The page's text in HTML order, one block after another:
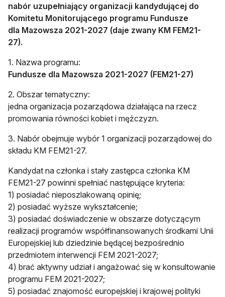
nabór uzupełniający organizacji kandydującej do
Komitetu Monitorującego programu Fundusze
dla Mazowsza 2021-2027 (daje zwany KM FEM21-
27).
1. Nazwa programu:
Fundusze dla Mazowsza 2021-2027 (FEM21-27)
2. Obszar tematyczny:
jedna organizacja pozarządowa działająca na rzecz
promowania równości kobiet i mężczyzn.
3. Nabór obejmuje wybór 1 organizacji pozarządowej do
składu KM FEM21-27.
Kandydat na członka i stały zastępca członka KM
FEM21-27 powinni spełniać następujące kryteria:
1) posiadać nieposzlakowaną opinię;
2) posiadać wyższe wykształcenie;
3) posiadać doświadczenie w obszarze dotyczącym
realizacji programów współfinansowanych środkami Unii
Europejskiej lub dziedzinie będącej bezpośrednio
przedmiotem interwencji FEM 2021-2027;
4) brać aktywny udział i angażować się w konsultowanie
programu FEM 2021-2027;
5) posiadać znajomość europejskiej i krajowej polityki